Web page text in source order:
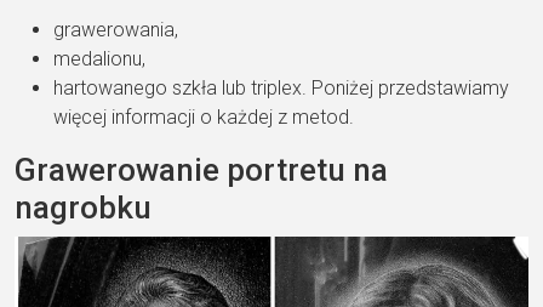
grawerowania,
medalionu,
hartowanego szkła lub triplex. Poniżej przedstawiamy
więcej informacji o każdej z metod.
Grawerowanie portretu na
nagrobku